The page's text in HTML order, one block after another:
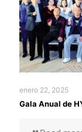
enero 22, 2025
Gala Anual de